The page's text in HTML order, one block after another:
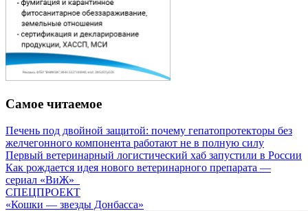
Самое читаемое
Печень под двойной защитой: почему гепатопротекторы без
желчегонного компонента работают не в полную силу
Первый ветеринарный логистический хаб запустили в России
Как рождается идея нового ветеринарного препарата —
сериал «ВиЖ»
СПЕЦПРОЕКТ
«Кошки — звезды Донбасса»